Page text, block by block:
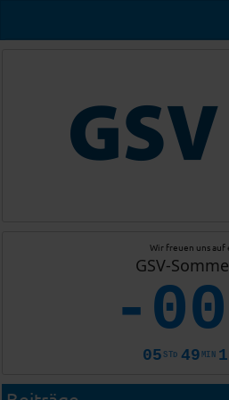
Wir freuen uns auf
GSV-
-00
05 STD 49 MIN